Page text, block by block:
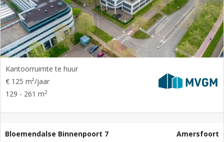
Registreren
Login
Kantoorruimte te huur
€ 125 m²/jaar
129 - 261 m2
Bloemendalse Binnenpoort 7 Amersfoort